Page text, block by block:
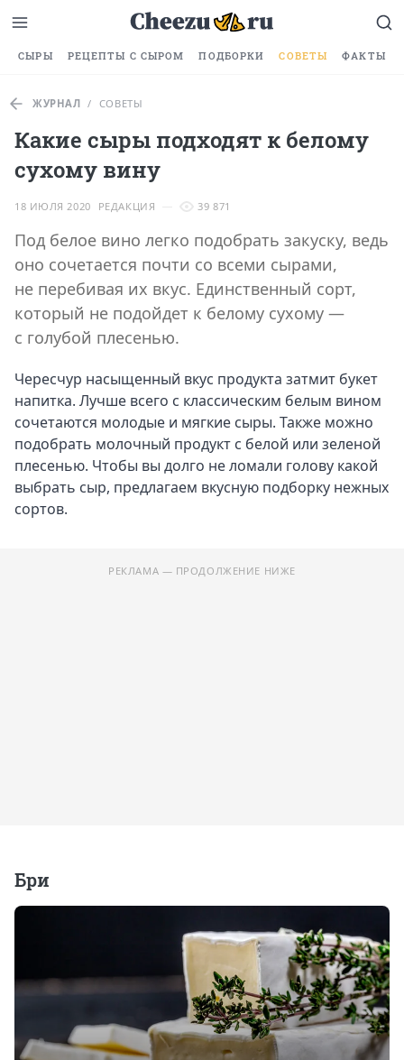
СЫРЫ РЕЦЕПТЫ С СЫРОМ ПОДБОРКИ СОВЕТЫ ФАКТЫ
ЖУРНАЛ / СОВЕТЫ
Какие сыры подходят к белому
сухому вину
18 ИЮЛЯ 2020 РЕДАКЦИЯ 39 871
Под белое вино легко подобрать закуску, ведь
оно сочетается почти со всеми сырами,
не перебивая их вкус. Единственный сорт,
который не подойдет к белому сухому —
с голубой плесенью.
Чересчур насыщенный вкус продукта затмит букет
напитка. Лучше всего с классическим белым вином
сочетаются молодые и мягкие сыры. Также можно
подобрать молочный продукт с белой или зеленой
плесенью. Чтобы вы долго не ломали голову какой
выбрать сыр, предлагаем вкусную подборку нежных
сортов.
РЕКЛАМА — ПРОДОЛЖЕНИЕ НИЖЕ
Бри